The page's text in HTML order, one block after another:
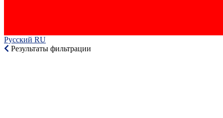
Русский RU‎
Результаты фильтрации